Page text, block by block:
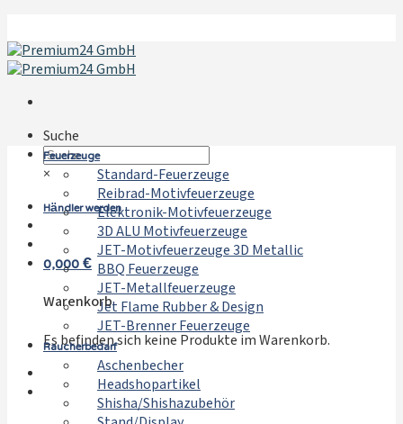
Inhalt
springen
Suche
×
Händler werden
0,000€
Warenkorb
Es befinden sich keine Produkte im Warenkorb.
Feuerzeuge
Standard-Feuerzeuge
Reibrad-Motivfeuerzeuge
Elektronik-Motivfeuerzeuge
3D ALU Motivfeuerzeuge
JET-Motivfeuerzeuge 3D Metallic
BBQ Feuerzeuge
JET-Metallfeuerzeuge
Jet Flame Rubber & Design
JET-Brenner Feuerzeuge
Raucherbedarf
Aschenbecher
Headshopartikel
Shisha/Shishazubehör